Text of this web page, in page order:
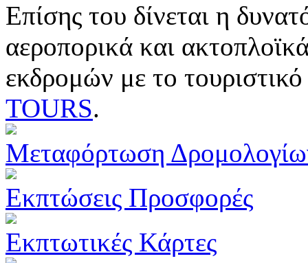
Επίσης του δίνεται η
αεροπορικά και
εκδρομών με το
TOURS.
Μεταφόρτωση
Εκπτώσεις Προσφορές
Εκπτωτικές Κάρτες